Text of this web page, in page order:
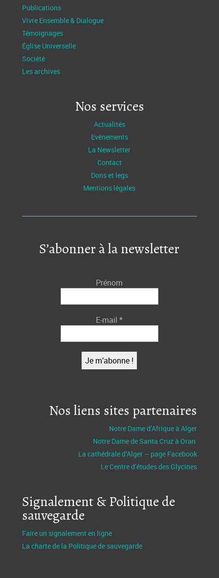
Publications
Vivre Ensemble & Dialogue
Témoignages
Église Universelle
Société
Les archives
Nos services
Actualités
Evénements
La Newsletter
Contact
Dons et legs
Mentions légales
S’abonner à la newsletter
Prénom
E-mail*
Nos liens sites partenaires
Notre Dame d’Afrique à Alger
Notre Dame de Santa Cruz à Oran
La cathédrale d’Alger – page Facebook
Le Centre d’études des Glycines
Signalement & Politique de
sauvegarde
Faire un signalement en ligne
La charte de la Politique de sauvegarde